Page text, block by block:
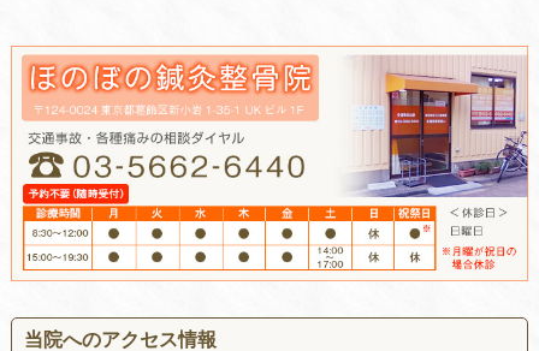
当院へのアクセス情報